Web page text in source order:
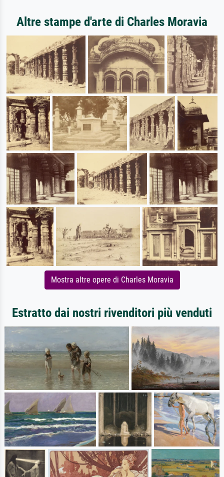
Altre stampe d'arte di Charles Moravia
Mostra altre opere di Charles Moravia
Estratto dai nostri rivenditori più venduti